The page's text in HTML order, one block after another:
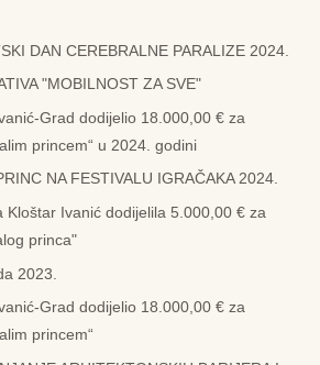
DAN CEREBRALNE PARALIZE 2024.
"MOBILNOST ZA SVE"
Grad dodijelio 18.000,00 € za
princem“ u 2024. godini
NA FESTIVALU IGRAČAKA 2024.
Kloštar Ivanić dodijelila 5.000,00 € za
princa"
2023.
Grad dodijelio 18.000,00 € za
princem“